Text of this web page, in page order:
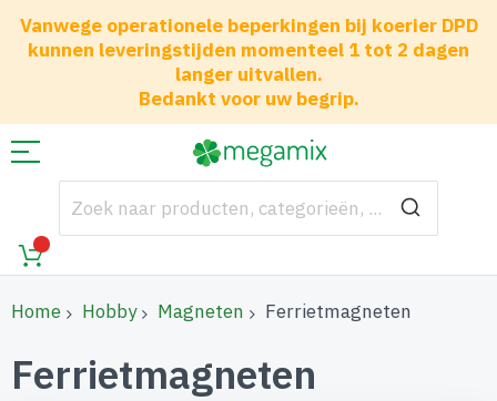
Vanwege operationele beperkingen bij koerier DPD
kunnen leveringstijden momenteel 1 tot 2 dagen
langer uitvallen.
Bedankt voor uw begrip.
Home Hobby Magneten Ferrietmagneten
Ferrietmagneten